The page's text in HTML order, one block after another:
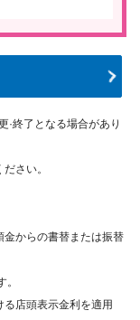
·終了となる場合があり
さい。
金からの書替または振替
店頭表示金利を適用